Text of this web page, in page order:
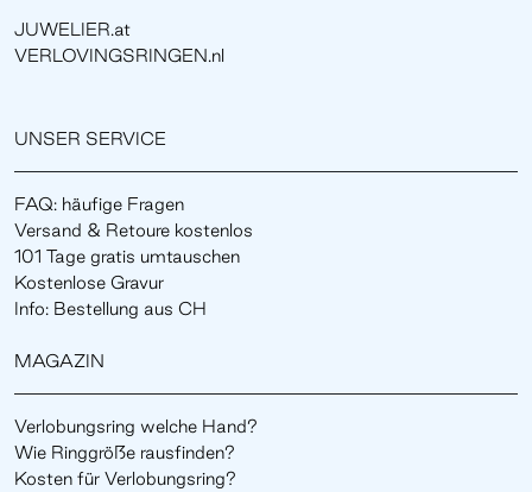
JUWELIER.at
VERLOVINGSRINGEN.nl
UNSER SERVICE
FAQ: häufige Fragen
Versand & Retoure kostenlos
101 Tage gratis umtauschen
Kostenlose Gravur
Info: Bestellung aus CH
MAGAZIN
Verlobungsring welche Hand?
Wie Ringgröße rausfinden?
Kosten für Verlobungsring?